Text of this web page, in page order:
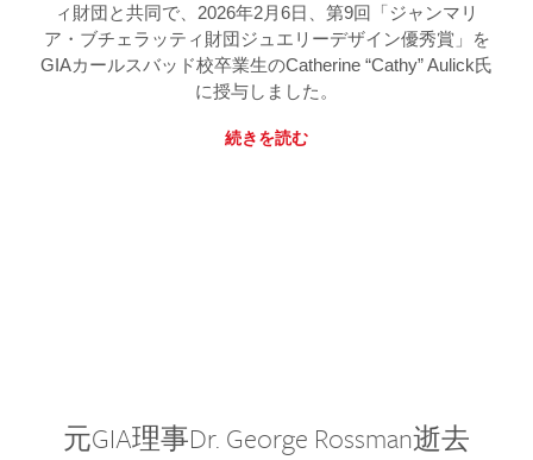
ィ財団と共同で、2026年2月6日、第9回「ジャンマリ
ア・ブチェラッティ財団ジュエリーデザイン優秀賞」を
GIAカールスバッド校卒業生のCatherine “Cathy” Aulick氏
に授与しました。
続きを読む
元GIA理事Dr. George Rossman逝去